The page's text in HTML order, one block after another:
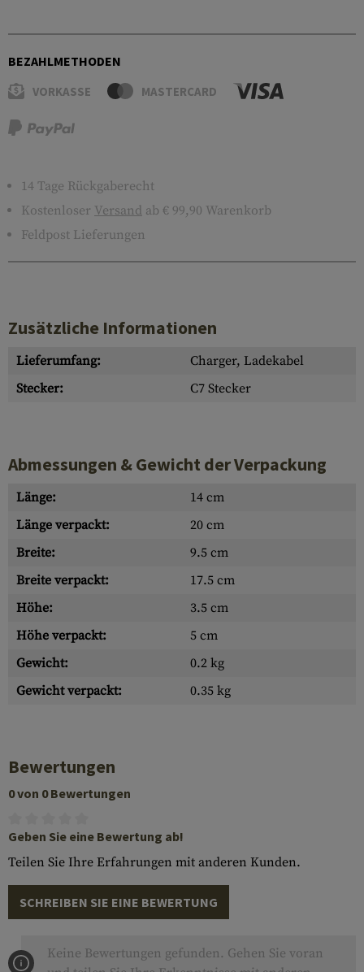
BEZAHLMETHODEN
VORKASSE MASTERCARD
14 Tage Rückgaberecht
Kostenloser Versand ab € 99,90 Warenkorb
Feldpost Lieferungen
Zusätzliche Informationen
Lieferumfang:
Charger, Ladekabel
Stecker:
C7 Stecker
Abmessungen & Gewicht der Verpackung
Länge:
14 cm
Länge verpackt:
20 cm
Breite:
9.5 cm
Breite verpackt:
17.5 cm
Höhe:
3.5 cm
Höhe verpackt:
5 cm
Gewicht:
0.2 kg
Gewicht verpackt:
0.35 kg
Bewertungen
0 von 0 Bewertungen
Geben Sie eine Bewertung ab!
Teilen Sie Ihre Erfahrungen mit anderen Kunden.
SCHREIBEN SIE EINE BEWERTUNG
Keine Bewertungen gefunden. Gehen Sie voran